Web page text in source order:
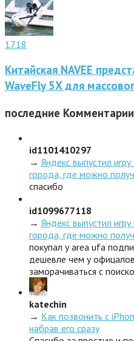
1718
Китайская NAVEE
WaveFly 5X для
последние Комментарии
id1101410297
→ Яндекс выпустил
города, где можно
спасибо
id1099677118
→ Яндекс выпустил
города, где можно
покупал у area ufa
дешевле чем у
заморачиваться с
katechin
→ Как позвонить с
набрав его сразу